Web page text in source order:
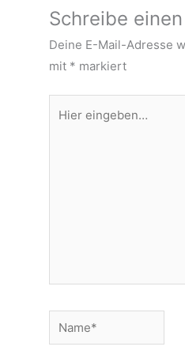
Schreibe
Deine E-Mail-Adresse
mit * markiert
eingeben…
Name*